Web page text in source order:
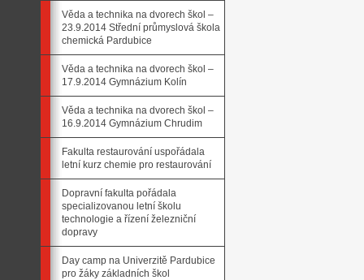
Věda a technika na dvorech škol –
23.9.2014 Střední průmyslová škola
chemická Pardubice
Věda a technika na dvorech škol –
17.9.2014 Gymnázium Kolín
Věda a technika na dvorech škol –
16.9.2014 Gymnázium Chrudim
Fakulta restaurování uspořádala
letní kurz chemie pro restaurování
Dopravní fakulta pořádala
specializovanou letní školu
technologie a řízení železniční
dopravy
Day camp na Univerzitě Pardubice
pro žáky základních škol